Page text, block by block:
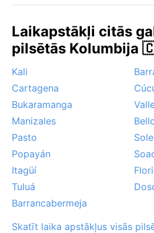
tuvumā. Villavicencio
pēcpusdienās pēkšņi pārtrauc
parādība ir "brisa" – vēja
piesātinātu ar zemes un
Laikapstākļi citās
pilsētās Kolumbija
Kali
Cartagena
Bukaramanga
Manizales
Pasto
Popayán
Itagüí
Tuluá
Barrancabermeja
Skatīt laika apstākļus visās